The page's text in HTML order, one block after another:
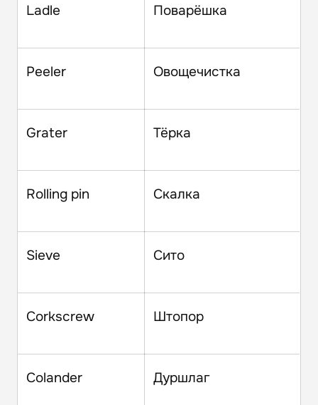
Ladle Поварёшка
Peeler Овощечистка
Grater Тёрка
Rolling pin Скалка
Sieve Сито
Corkscrew Штопор
Colander Дуршлаг